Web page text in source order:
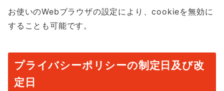
お使いのWebブラウザの設定により、cookieを無効に
することも可能です。
プライバシーポリシーの制定日及び改
定日